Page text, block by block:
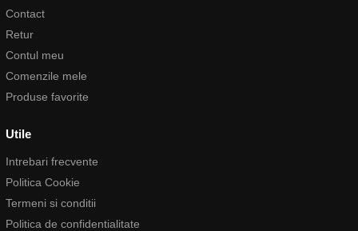
Contact
Retur
Contul meu
Comenzile mele
Produse favorite
Utile
Intrebari frecvente
Politica Cookie
Termeni si conditii
Politica de confidentialitate